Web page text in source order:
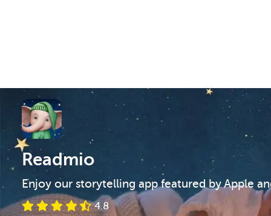
Readmio
Enjoy our storytelling app featured by Apple
4.8